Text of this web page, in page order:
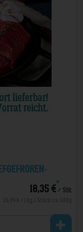
18,35 €*/ Stk